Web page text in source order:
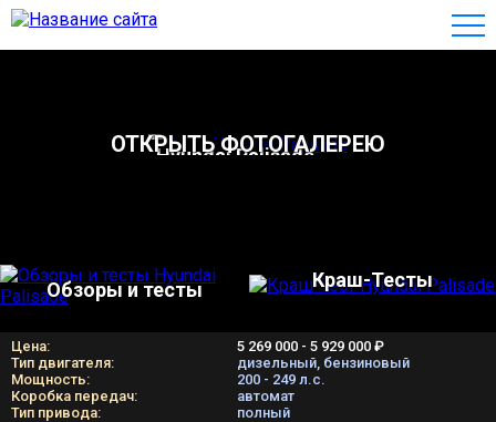
Hyundai Palisade
ОТКРЫТЬ ФОТОГАЛЕРЕЮ
Обзоры и тесты Краш-Тесты
Цена:
5 269 000 - 5 929 000 ₽
Тип двигателя:
дизельный, бензиновый
Мощность:
200 - 249 л.c.
Коробка передач:
автомат
Тип привода:
полный